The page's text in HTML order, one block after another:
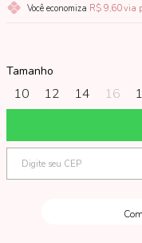
Você economiza R$ 9,60via
Tamanho
10 12 14 16